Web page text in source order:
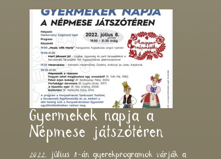
Gyermekek napja a
Népmese játszótéren
2022. július 8-án gyerekprogramok várják a